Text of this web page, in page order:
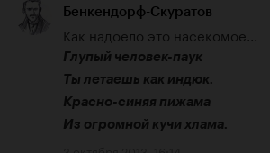
Бенкендорф-Скуратов
Глупый человек-паук
Ты летаешь как индюк.
Красно-синяя пижама
Из огромной кучи хлама.